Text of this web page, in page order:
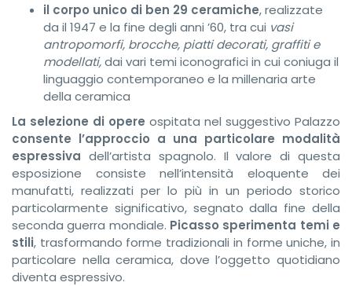
il corpo unico di ben 29 ceramiche, realizzate
da il 1947 e la fine degli anni ’60, tra cui vasi
antropomorfi, brocche, piatti decorati, graffiti e
modellati,dai vari temi iconografici in cui coniuga il
linguaggio contemporaneo e la millenaria arte
della ceramica
La selezione di opere ospitata nel suggestivo Palazzo
consente l’approccio a una particolare modalità
espressiva dell’artista spagnolo. Il valore di questa
esposizione consiste nell’intensità eloquente dei
manufatti, realizzati per lo più in un periodo storico
particolarmente significativo, segnato dalla fine della
seconda guerra mondiale. Picasso sperimenta temi e
stili, trasformando forme tradizionali in forme uniche, in
particolare nella ceramica, dove l’oggetto quotidiano
diventa espressivo.